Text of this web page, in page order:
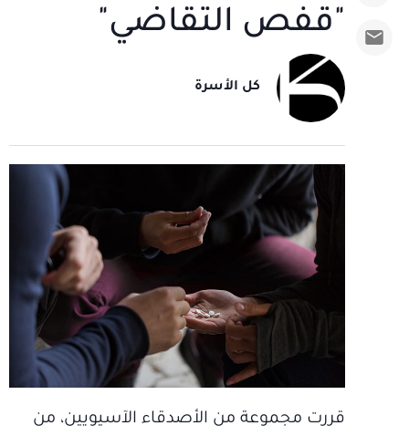
"قفص التقاضي"
كل الأسرة
قررت مجموعة من الأصدقاء الآسيويين، من